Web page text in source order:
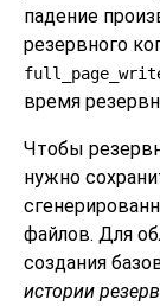
падение
резервного
время
Чтобы
нужно
файлов. Для
создания
истории